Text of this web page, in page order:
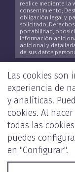
realice mediante la
consentimiento;
obligación legal y
solicitado;
portabilidad,
Información
adicional y
de sus datos
Las cookies
experiencia de
y analíticas.
cookies. Al
todas las
puedes
en "Configurar".